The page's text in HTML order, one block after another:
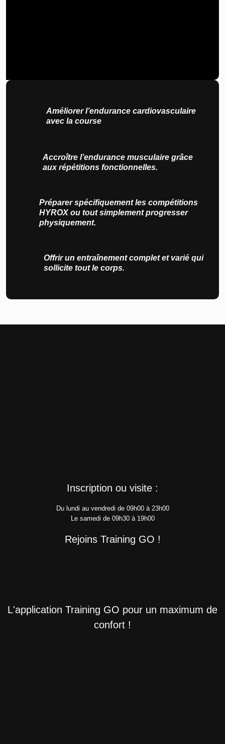
Améliorer l’endurance cardiovasculaire
avec la course
Accroître l’endurance musculaire grâce
aux répétitions fonctionnelles.
Préparer spécifiquement les compétitions
HYROX ou tout simplement progresser
physiquement.
Offrir un entraînement complet et varié qui
sollicite tout le corps.
Inscription ou visite :
Du lundi au vendredi de 09h00 à 23h00
Le samedi de 09h30 à 19h00
Rejoins Training GO !
L'application Training GO pour un maximum de
confort !